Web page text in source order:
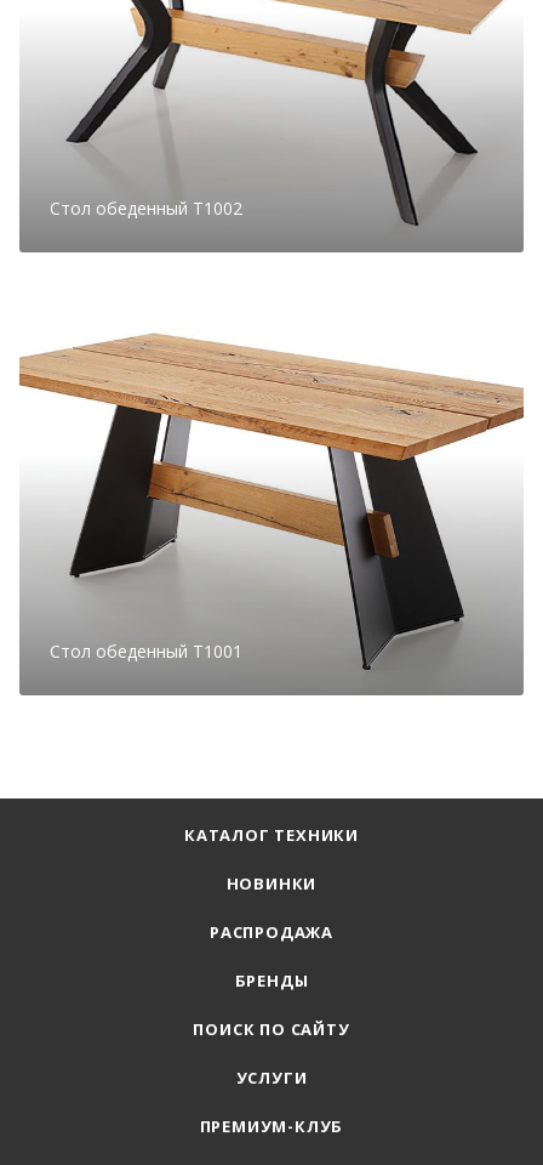
Стол обеденный T1002
Стол обеденный T1001
КАТАЛОГ ТЕХНИКИ
НОВИНКИ
РАСПРОДАЖА
БРЕНДЫ
ПОИСК ПО САЙТУ
УСЛУГИ
ПРЕМИУМ-КЛУБ